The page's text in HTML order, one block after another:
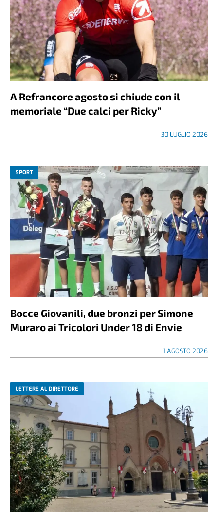
A Refrancore agosto si chiude con il
memoriale “Due calci per Ricky”
30 LUGLIO 2026
SPORT
Bocce Giovanili, due bronzi per Simone
Muraro ai Tricolori Under 18 di Envie
1 AGOSTO 2026
LETTERE AL DIRETTORE